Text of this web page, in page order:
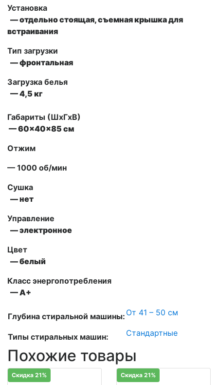
Установка
— отдельно стоящая, съемная крышка для
встраивания
Тип загрузки
— фронтальная
Загрузка белья
— 4,5 кг
Габариты (ШxГxВ)
— 60x40x85 см
Отжим
— 1000 об/мин
Сушка
— нет
Управление
— электронное
Цвет
— белый
Класс энергопотребления
— А+
Глубина стиральной машины: От 41 – 50 см
Типы стиральных машин: Стандартные
Похожие товары
Скидка 21% Скидка 21%